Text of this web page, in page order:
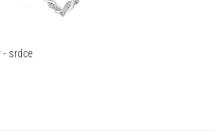
- srdce